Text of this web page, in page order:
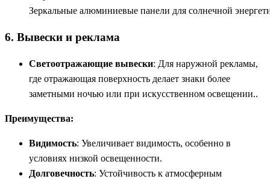
Зеркальные алюминиевые панели для солнечной
6. Вывески и реклама
Светоотражающие вывески: Для наружной рекламы,
где отражающая поверхность делает знаки более
заметными ночью или при искусственном освещении..
Преимущества:
Видимость: Увеличивает видимость, особенно в
условиях низкой освещенности.
Долговечность: Устойчивость к атмосферным